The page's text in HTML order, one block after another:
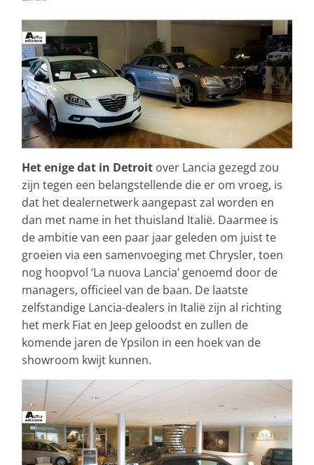
Het enige dat in Detroit over Lancia gezegd zou
zijn tegen een belangstellende die er om vroeg, is
dat het dealernetwerk aangepast zal worden en
dan met name in het thuisland Italië. Daarmee is
de ambitie van een paar jaar geleden om juist te
groeien via een samenvoeging met Chrysler, toen
nog hoopvol ‘La nuova Lancia’ genoemd door de
managers, officieel van de baan. De laatste
zelfstandige Lancia-dealers in Italië zijn al richting
het merk Fiat en Jeep geloodst en zullen de
komende jaren de Ypsilon in een hoek van de
showroom kwijt kunnen.